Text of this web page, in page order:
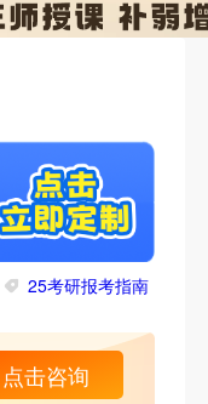
25考研报考指南
点击咨询